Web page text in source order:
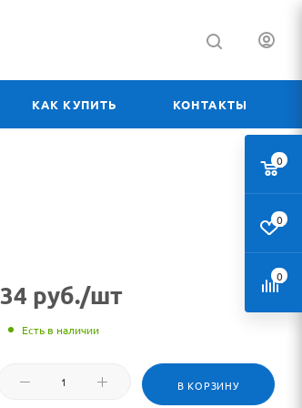
КАК КУПИТЬ КОНТАКТЫ
34 руб./шт
Есть в наличии
В КОРЗИНУ
0
0
0